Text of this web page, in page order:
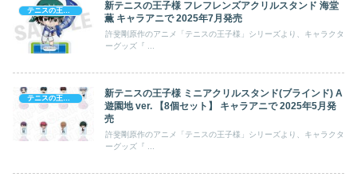
新テニスの王子様 フレフレンズアクリルスタンド 海堂
薫 キャラアニで 2025年7月発売
許斐剛原作のアニメ「テニスの王子様」シリーズより、キャラクタ
ーグッズ『 ...
新テニスの王子様 ミニアクリルスタンド(ブラインド) A
遊園地 ver. 【8個セット】 キャラアニで 2025年5月発
売
許斐剛原作のアニメ「テニスの王子様」シリーズより、キャラクタ
ーグッズ『 ...